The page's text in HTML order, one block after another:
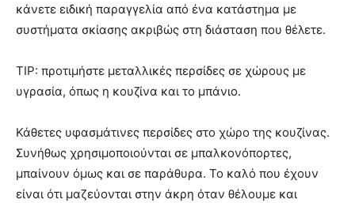
κάνετε ειδική παραγγελία από ένα κατάστημα με
συστήματα σκίασης ακριβώς στη διάσταση που θέλετε.
TIP: προτιμήστε μεταλλικές περσίδες σε χώρους με
υγρασία, όπως η κουζίνα και το μπάνιο.
Κάθετες υφασμάτινες περσίδες στο χώρο της κουζίνας.
Συνήθως χρησιμοποιούνται σε μπαλκονόπορτες,
μπαίνουν όμως και σε παράθυρα. Το καλό που έχουν
είναι ότι μαζεύονται στην άκρη όταν θέλουμε και